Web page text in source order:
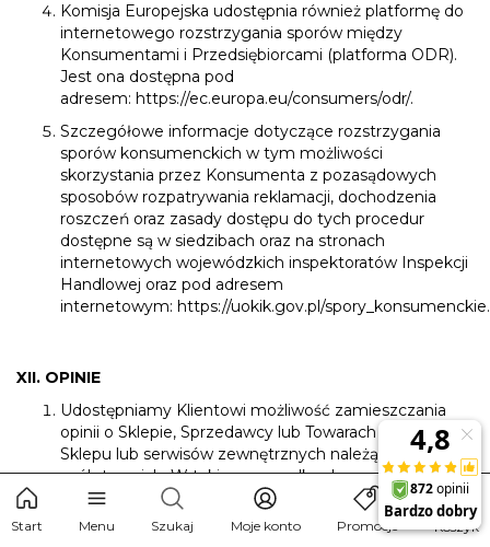
Start Menu Szukaj Moje konto Promocje Koszyk
Komisja Europejska udostępnia również platformę do
internetowego rozstrzygania sporów między
Konsumentami i Przedsiębiorcami (platforma ODR).
Jest ona dostępna pod
adresem: https://ec.europa.eu/consumers/odr/.
Szczegółowe informacje dotyczące rozstrzygania
sporów konsumenckich w tym możliwości
skorzystania przez Konsumenta z pozasądowych
sposobów rozpatrywania reklamacji, dochodzenia
roszczeń oraz zasady dostępu do tych procedur
dostępne są w siedzibach oraz na stronach
internetowych wojewódzkich inspektoratów Inspekcji
Handlowej oraz pod adresem
internetowym: https://uokik.gov.pl/
XII. OPINIE
Udostępniamy Klientowi możliwość zamieszczania
opinii o Sklepie, Sprzedawcy lub Towarach - w ramach
Sklepu lub serwisów zewnętrznych należących do
osób trzecich. W takim przypadku do zamieszczania
opinii stosuje się postanowienia niniejszego paragrafu.
Zamieszczenie opinii jest możliwe po skorzystaniu ze